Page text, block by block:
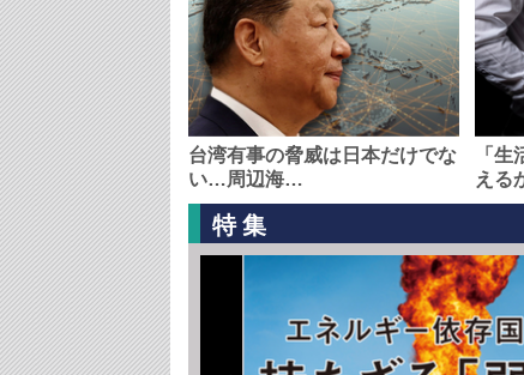
台湾有事の脅威は日本だけでな
い…周辺海…
「
える
特集